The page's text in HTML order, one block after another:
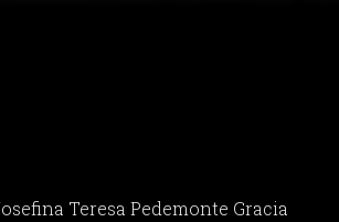
Teresa Pedemonte Gracia